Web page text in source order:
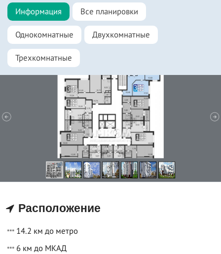
Информация Все планировки
Однокомнатные Двухкомнатные
Трехкомнатные
Расположение
14.2 км до метро
6 км до МКАД